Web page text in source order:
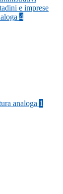
e imprese
4
analoga 1